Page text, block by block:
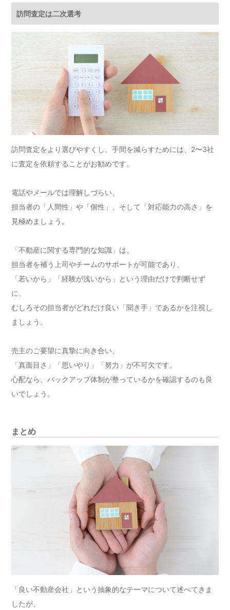
訪問査定は二次選考
訪問査定をより選びやすくし、手間を減らすためには、2〜3社
に査定を依頼することがお勧めです。
電話やメールでは理解しづらい、
担当者の「人間性」や「個性」、そして「対応能力の高さ」を
見極めましょう。
「不動産に関する専門的な知識」は、
担当者を補う上司やチームのサポートが可能であり、
「若いから」「経験が浅いから」という理由だけで判断せず
に、
むしろその担当者がどれだけ良い「聞き手」であるかを注視し
ましょう。
売主のご要望に真摯に向き合い、
「真面目さ」「思いやり」「努力」が不可欠です。
心配なら、バックアップ体制が整っているかを確認するのも良
いでしょう。
まとめ
「良い不動産会社」という抽象的なテーマについて述べてきま
したが、